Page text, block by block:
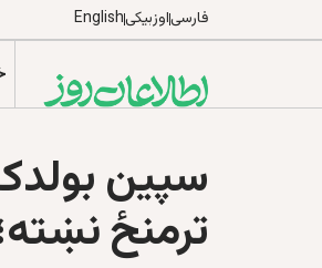
فارسیاوزبیکیEnglish
سپين
ترمنځ